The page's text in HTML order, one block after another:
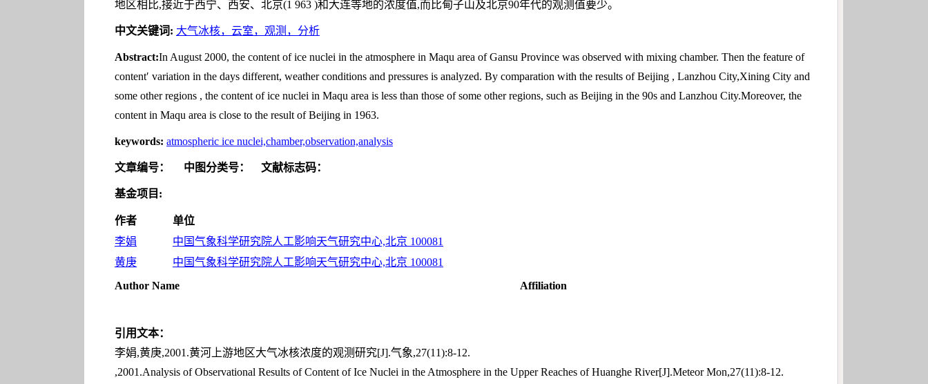
地区相比,接近于西宁、西安、北京(1 963 )和大连等地的浓度值,而比甸子山及北京90年代的观测值要少。
中文关键词: 大气冰核，云室，观测，分析
Abstract:In August 2000, the content of ice nuclei in the atmosphere in Maqu area of Gansu Province was observed with mixing chamber. Then the feature of
content′ variation in the days different, weather conditions and pressures is analyzed. By comparation with the results of Beijing , Lanzhou City,Xining City and
some other regions , the content of ice nuclei in Maqu area is less than those of some other regions, such as Beijing in the 90s and Lanzhou City.Moreover, the
content in Maqu area is close to the result of Beijing in 1963.
keywords: atmospheric ice nuclei,chamber,observation,analysis
文章编号： 中图分类号： 文献标志码：
基金项目:
作者
单位
李娟
中国气象科学研究院人工影响天气研究中心,北京 100081
黄庚
中国气象科学研究院人工影响天气研究中心,北京 100081
Author Name
Affiliation
引用文本：
李娟,黄庚,2001.黄河上游地区大气冰核浓度的观测研究[J].气象,27(11):8-12.
,2001.Analysis of Observational Results of Content of Ice Nuclei in the Atmosphere in the Upper Reaches of Huanghe River[J].Meteor Mon,27(11):8-12.